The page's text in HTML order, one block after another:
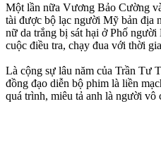
Một lần nữa Vương Bảo Cường
tài được bộ lạc người Mỹ bản địa
nữ da trắng bị sát hại ở Phố
cuộc điều tra, chạy đua với thời
Là cộng sự lâu năm của Trần Tư
đồng đạo diễn bộ phim là liền
quá trình, miêu tả anh là người vô